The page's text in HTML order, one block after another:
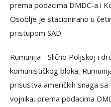
prema podacima DMDC-a i
Osoblje je stacionirano u
pristupom SAD.
Rumunija - Slično Poljskoj i
komunističkog bloka,
prisustva američkih snaga
vojnika, prema podacima